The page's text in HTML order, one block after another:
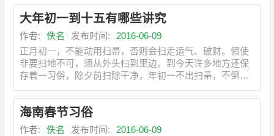
大年初一到十五有哪些讲究
作者: 佚名 发布时间:
2016-06-09
正月初一，不能动用扫帚，否则会扫走运气、破财。假使
非要扫地不可，须从外头扫到里边。到今天许多地方还保
存着一习俗，除夕前扫除干净，年初一不出扫帚，不倒垃
海南春节习俗
作者: 佚名 发布时间:
2016-06-09